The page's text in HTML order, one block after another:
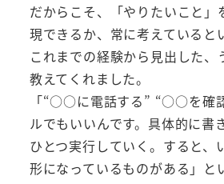
だからこそ、「やりたいこと」
現できるか、常に考えていると
これまでの経験から見出した、
教えてくれました。
「“○○に電話する” “○○を確
ルでもいいんです。具体的に書
ひとつ実行していく。すると、
形になっているものがある」と